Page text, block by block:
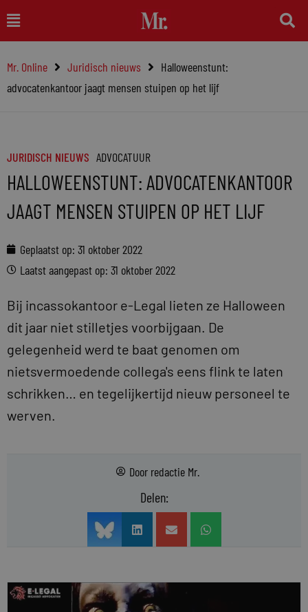
naar
inhoud
Main
Menu
Mr. Online Juridisch nieuws
Halloweenstunt:
advocatenkantoor jaagt mensen stuipen op het lijf
JURIDISCH NIEUWS ADVOCATUUR
HALLOWEENSTUNT: ADVOCATENKANTOOR
JAAGT MENSEN STUIPEN OP HET LIJF
Geplaatst op: 31 oktober 2022
Laatst aangepast op: 31 oktober 2022
Bij incassokantoor e-Legal lieten ze Halloween
dit jaar niet stilletjes voorbijgaan. De
gelegenheid werd te baat genomen om
nietsvermoedende collega's eens flink te laten
schrikken… en tegelijkertijd nieuw personeel te
werven.
Door redactie Mr.
Delen: